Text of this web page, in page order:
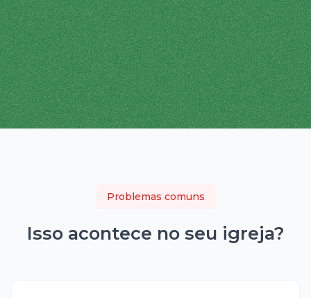
Problemas comuns
Isso acontece no seu igreja?